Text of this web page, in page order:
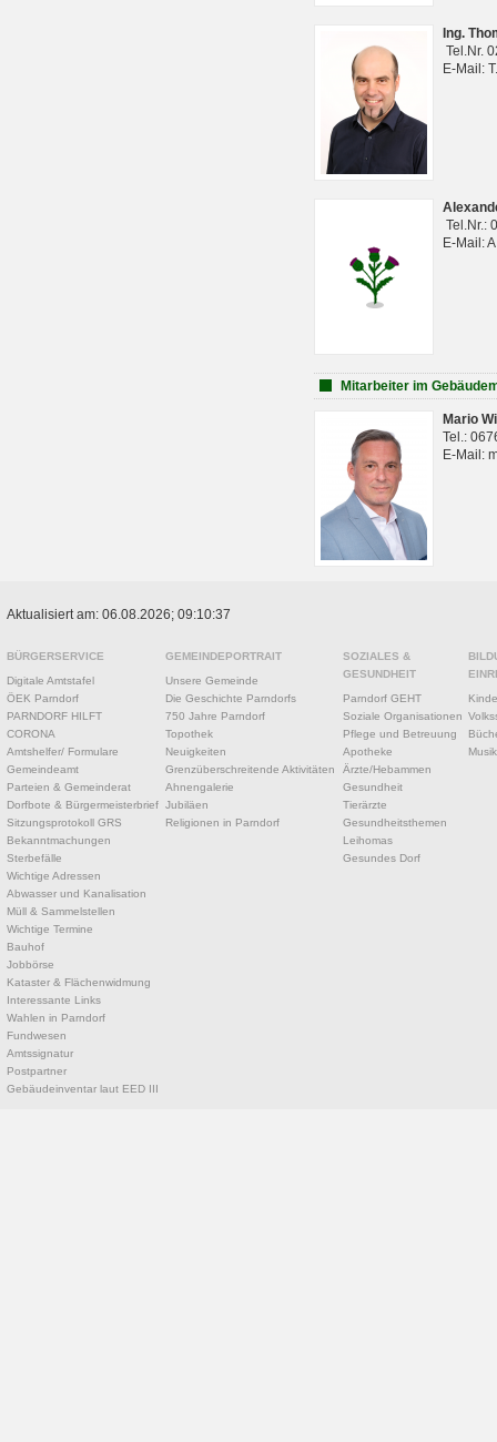
Ing.
Tel.Nr.
E-Mail:
Tel.Nr.:
E-Mail:
Mitarbeiter im
Mario
Tel.:
E-Mail:
Aktualisiert am: 06.08.2026; 09:10:37
BÜRGERSERVICE
Digitale Amtstafel
ÖEK Parndorf
PARNDORF HILFT
CORONA
Amtshelfer/ Formulare
Gemeindeamt
Parteien & Gemeinderat
Dorfbote & Bürgermeisterbrief
Sitzungsprotokoll GRS
Bekanntmachungen
Sterbefälle
Wichtige Adressen
Abwasser und Kanalisation
Müll & Sammelstellen
Wichtige Termine
Bauhof
Jobbörse
Kataster & Flächenwidmung
Interessante Links
Wahlen in Parndorf
Fundwesen
Amtssignatur
Postpartner
Gebäudeinventar laut EED III
GEMEINDEPORTRAIT
Unsere Gemeinde
Die Geschichte Parndorfs
750 Jahre Parndorf
Topothek
Neuigkeiten
Grenzüberschreitende Aktivitäten
Ahnengalerie
Jubiläen
Religionen in Parndorf
SOZIALES &
GESUNDHEIT
Parndorf GEHT
Soziale Organisationen
Pflege und Betreuung
Apotheke
Ärzte/Hebammen
Gesundheit
Tierärzte
Gesundheitsthemen
Leihomas
Gesundes Dorf